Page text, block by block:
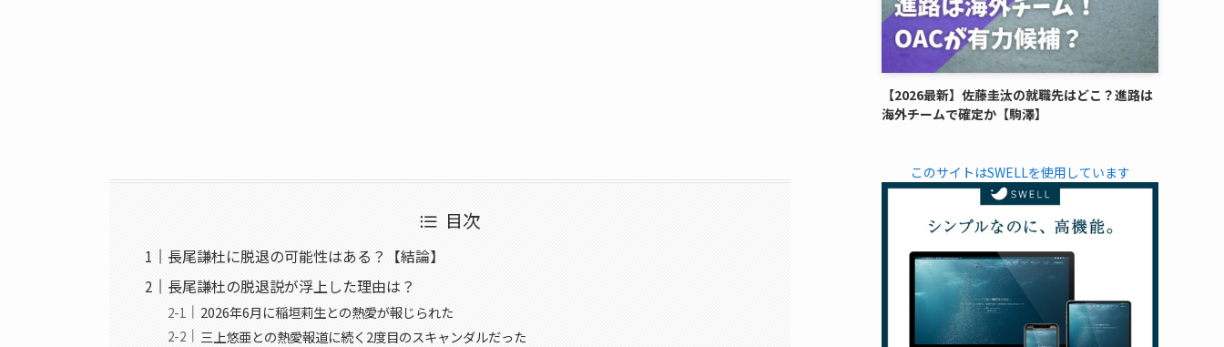
目次
長尾謙杜に脱退の可能性はある？【結論】
長尾謙杜の脱退説が浮上した理由は？
2026年6月に稲垣莉生との熱愛が報じられた
三上悠亜との熱愛報道に続く2度目のスキャンダルだった
【2026最新】佐藤圭汰の就職先はどこ？進路は
海外チームで確定か【駒澤】
このサイトはSWELLを使用しています